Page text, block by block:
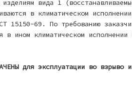
вида 1
в климатическом
15150-69. По требованию
в ином климатическом исполнении
для эксплуатации во взрыво